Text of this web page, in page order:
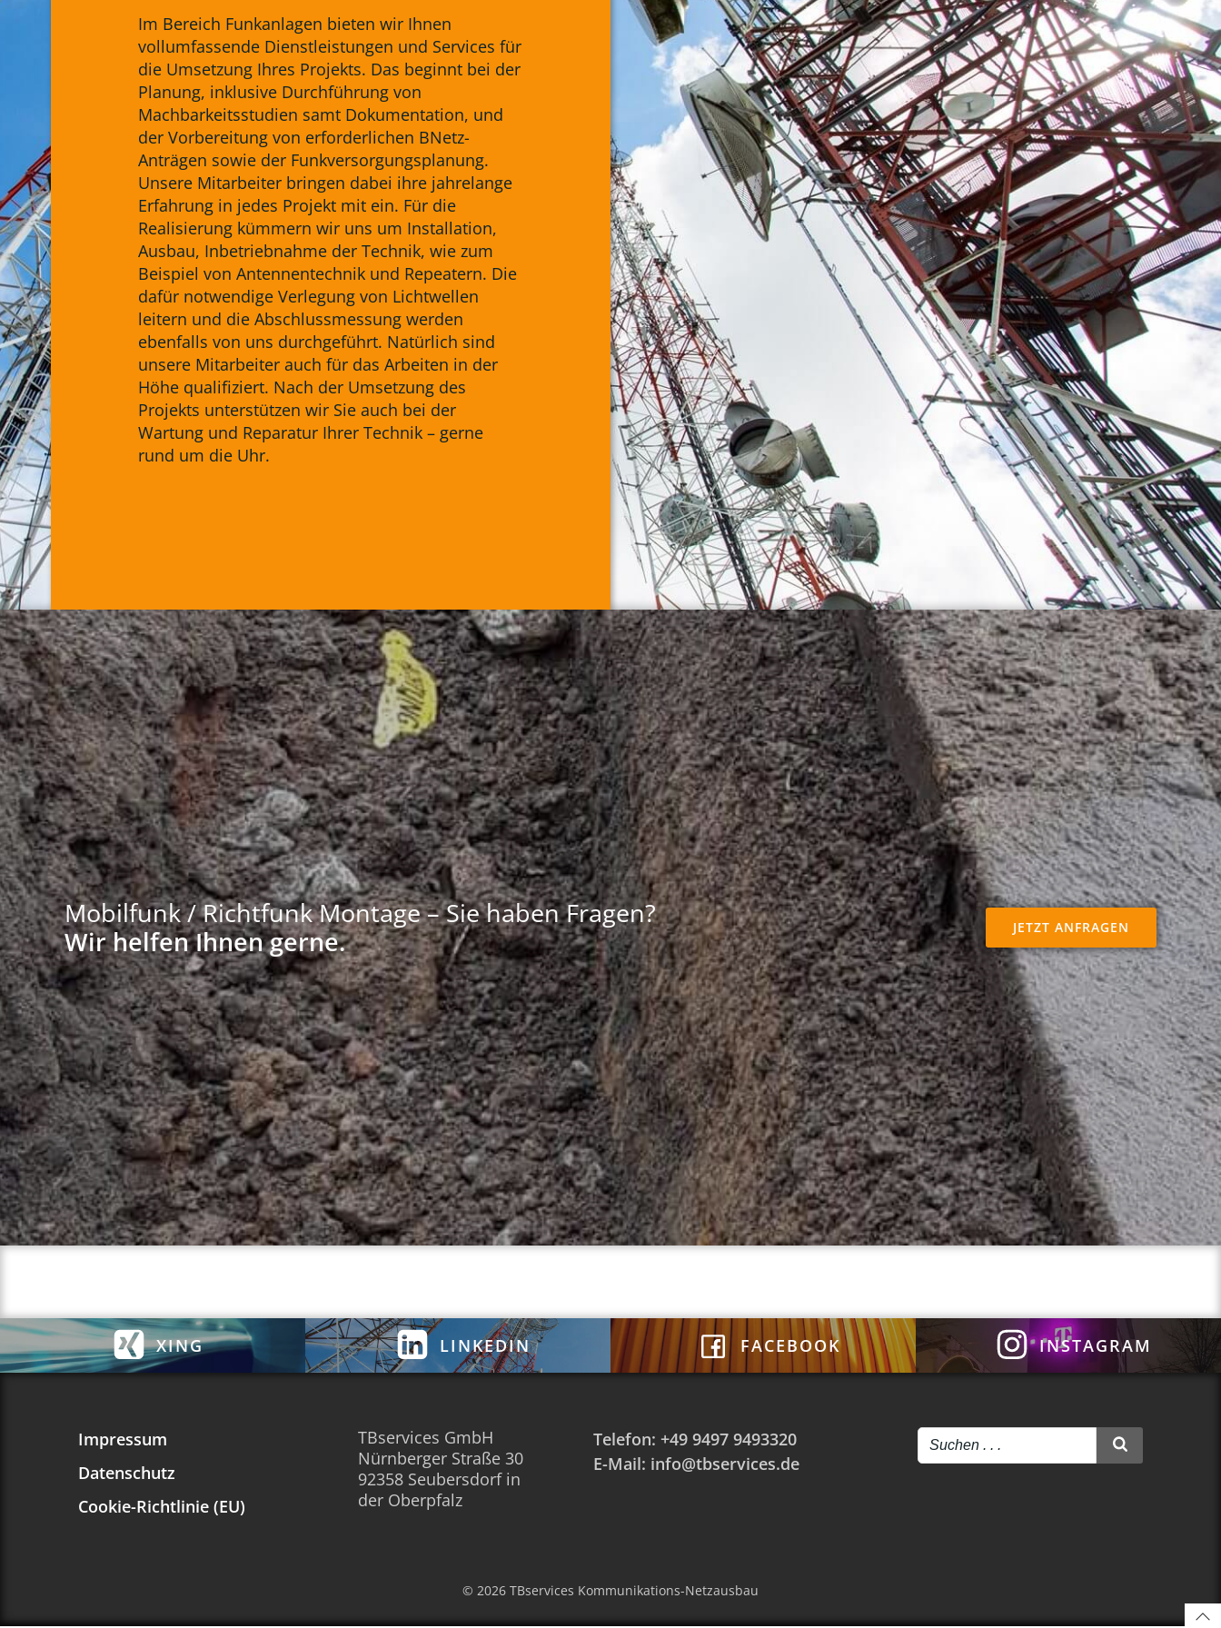
Im Bereich Funkanlagen bieten wir Ihnen
vollumfassende Dienstleistungen und Services für
die Umsetzung Ihres Projekts. Das beginnt bei der
Planung, inklusive Durchführung von
Machbarkeitsstudien samt Dokumentation, und
der Vorbereitung von erforderlichen BNetz-
Anträgen sowie der Funkversorgungsplanung.
Unsere Mitarbeiter bringen dabei ihre jahrelange
Erfahrung in jedes Projekt mit ein. Für die
Realisierung kümmern wir uns um Installation,
Ausbau, Inbetriebnahme der Technik, wie zum
Beispiel von Antennentechnik und Repeatern. Die
dafür notwendige Verlegung von Lichtwellen
leitern und die Abschlussmessung werden
ebenfalls von uns durchgeführt. Natürlich sind
unsere Mitarbeiter auch für das Arbeiten in der
Höhe qualifiziert. Nach der Umsetzung des
Projekts unterstützen wir Sie auch bei der
Wartung und Reparatur Ihrer Technik – gerne
rund um die Uhr.
Mobilfunk / Richtfunk Montage – Sie haben Fragen?
Wir helfen Ihnen gerne.
JETZT ANFRAGEN
XING LINKEDIN FACEBOOK INSTAGRAM
Impressum
Datenschutz
Cookie-Richtlinie (EU)
TBservices GmbH
Nürnberger Straße 30
92358 Seubersdorf in
der Oberpfalz
Telefon: +49 9497 9493320
E-Mail: info@tbservices.de
© 2026 TBservices Kommunikations-Netzausbau